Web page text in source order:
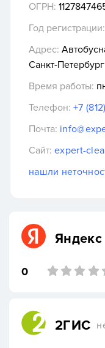
ОГРН:
Год регистрации:
Адрес:
Санкт-Петербург
Время работы:
Телефон: +7
Почта:
Сайт: expert-
нашли
Яндекс
0
2ГИС